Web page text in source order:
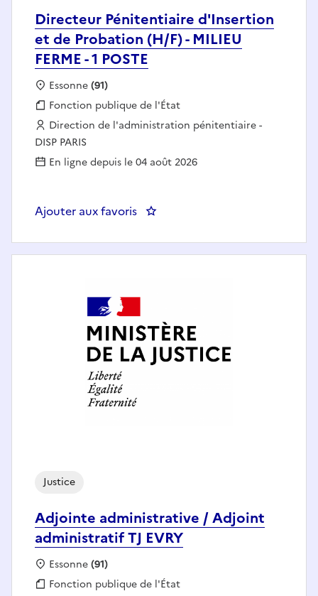
Directeur Pénitentiaire d'Insertion
et de Probation (H/F) - MILIEU
FERME - 1 POSTE
Localisation :
Essonne(91)
Fonction publique :
Fonction publique de l'État
Employeur :
Direction de l'administration pénitentiaire -
DISP PARIS
En ligne depuis le 04 août 2026
Ajouter aux favoris : Directeur Pénitentiaire
Adjointe administrative / Adjoint
administratif TJ EVRY
Justice
Localisation :
Essonne(91)
Fonction publique :
Fonction publique de l'État